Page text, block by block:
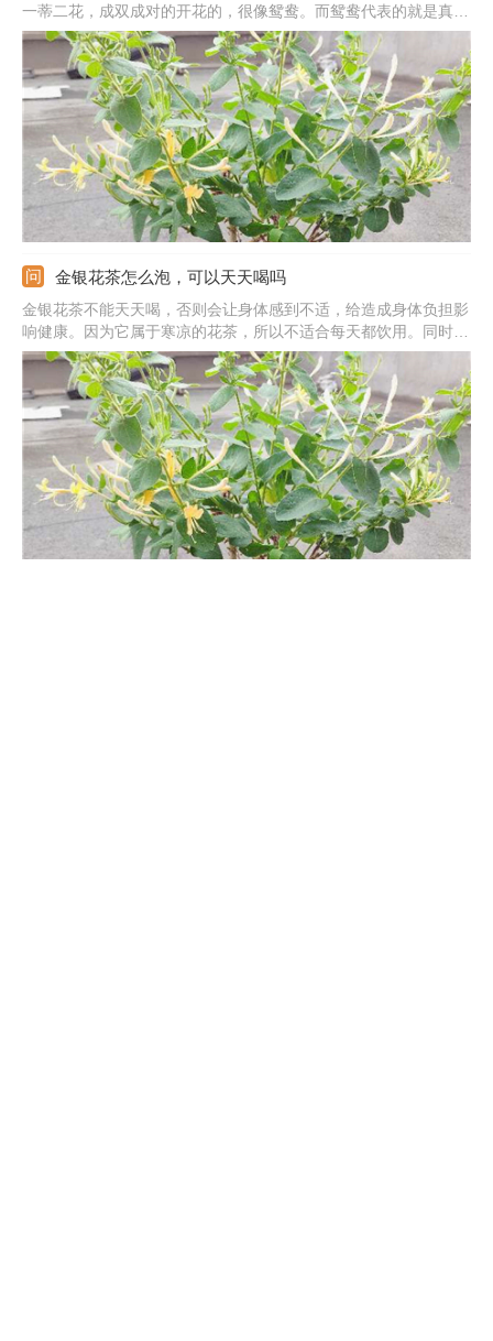
一蒂二花，成双成对的开花的，很像鸳鸯。而鸳鸯代表的就是真
爱。此外，还寓意着厚道。因为不仅是一种花卉，还是一种药材，
药用价值比较高，很像人的厚道品质。另外，关于它还有浪漫的传
说故事。
金银花茶怎么泡，可以天天喝吗
金银花茶不能天天喝，否则会让身体感到不适，给造成身体负担影
响健康。因为它属于寒凉的花茶，所以不适合每天都饮用。同时，
夏季天气炎热，身体容易出现中暑以及口感等情况，服用金银花能
够起到生津止渴以及清热解毒的作用，但其它季节尽量还是减少饮
用频次，不然会让身体感到不适。